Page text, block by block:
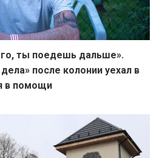
ты поедешь дальше».
после колонии уехал в
в помощи